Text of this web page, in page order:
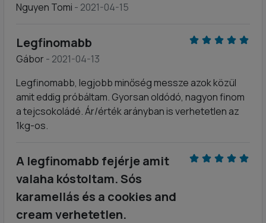
Nguyen Tomi - 2021-04-15
Legfinomabb
Gábor- 2021-04-13
Legfinomabb, legjobb minőség messze azok közül
amit eddig próbáltam. Gyorsan oldódó, nagyon finom
a tejcsokoládé. Ár/érték arányban is verhetetlen az
1kg-os.
A legfinomabb fejérje amit
valaha kóstoltam. Sós
karamellás és a cookies and
cream verhetetlen.